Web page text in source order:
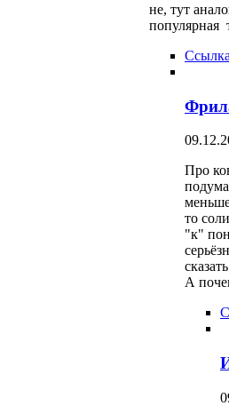
не, тут
популярная
Ссылка
Про
то
"к"
А